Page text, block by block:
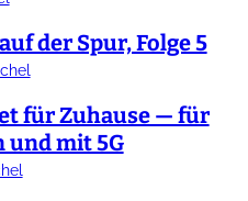
der Spur, Folge 5
für Zuhause — für
mit 5G